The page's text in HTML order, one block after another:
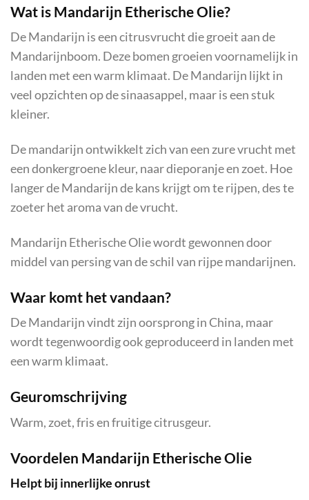
Wat is Mandarijn Etherische Olie?
De Mandarijn is een citrusvrucht die groeit aan de
Mandarijnboom. Deze bomen groeien voornamelijk in
landen met een warm klimaat. De Mandarijn lijkt in
veel opzichten op de sinaasappel, maar is een stuk
kleiner.
De mandarijn ontwikkelt zich van een zure vrucht met
een donkergroene kleur, naar dieporanje en zoet. Hoe
langer de Mandarijn de kans krijgt om te rijpen, des te
zoeter het aroma van de vrucht.
Mandarijn Etherische Olie wordt gewonnen door
middel van persing van de schil van rijpe mandarijnen.
Waar komt het vandaan?
De Mandarijn vindt zijn oorsprong in China, maar
wordt tegenwoordig ook geproduceerd in landen met
een warm klimaat.
Geuromschrijving
Warm, zoet, fris en fruitige citrusgeur.
Voordelen Mandarijn Etherische Olie
Helpt bij innerlijke onrust